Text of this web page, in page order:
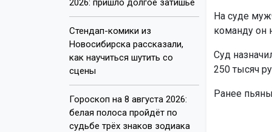
Стендап-комики из
Новосибирска рассказали,
как научиться шутить со
сцены
Гороскоп на 8 августа 2026:
белая полоса пройдёт по
судьбе трёх знаков зодиака
На суде
команду он
Суд
250 тысяч
Ранее